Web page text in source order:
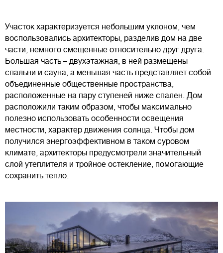
Участок характеризуется небольшим уклоном, чем
воспользовались архитекторы, разделив дом на две
части, немного смещенные относительно друг друга.
Большая часть – двухэтажная, в ней размещены
спальни и сауна, а меньшая часть представляет собой
объединенные общественные пространства,
расположенные на пару ступеней ниже спален. Дом
расположили таким образом, чтобы максимально
полезно использовать особенности освещения
местности, характер движения солнца. Чтобы дом
получился энергоэффективном в таком суровом
климате, архитекторы предусмотрели значительный
слой утеплителя и тройное остекление, помогающие
сохранить тепло.